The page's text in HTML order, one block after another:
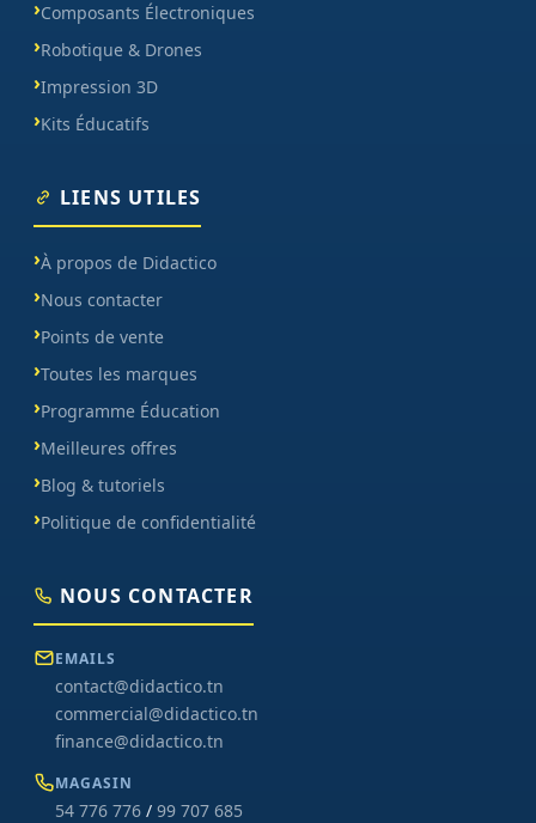
Composants Électroniques
Robotique & Drones
Impression 3D
Kits Éducatifs
LIENS UTILES
À propos de Didactico
Nous contacter
Points de vente
Toutes les marques
Programme Éducation
Meilleures offres
Blog & tutoriels
Politique de confidentialité
NOUS CONTACTER
EMAILS
contact@didactico.tn
commercial@didactico.tn
finance@didactico.tn
MAGASIN
54 776 776 / 99 707 685